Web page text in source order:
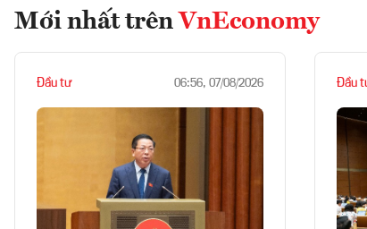
Mới nhất trên VnEconomy
Đầu tư 06:56, 07/08/2026 Đầu